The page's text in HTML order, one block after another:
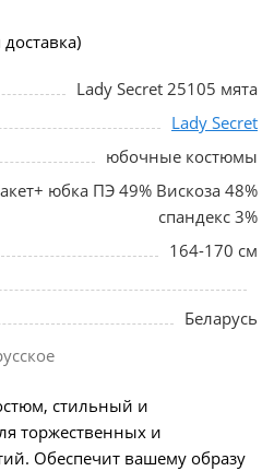
Lady Secret 25105 мята
Lady Secret
юбочные костюмы
юбка ПЭ 49% Вискоза 48%
спандекс 3%
164-170 см
Беларусь
стильный и
торжественных и
Обеспечит вашему образу